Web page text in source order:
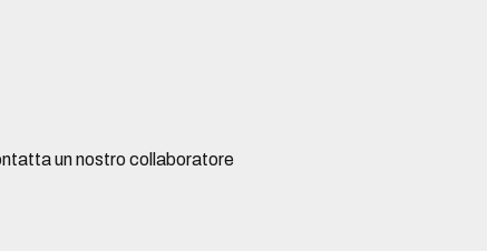
un nostro collaboratore